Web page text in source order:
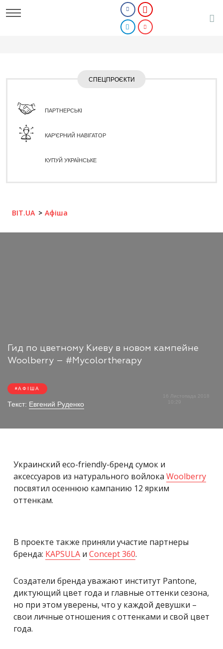
СПЕЦПРОЄКТИ
ПАРТНЕРСЬКІ
КАР'ЄРНИЙ НАВІГАТОР
КУПУЙ УКРАЇНСЬКЕ
BIT.UA Афіша
Гид по цветному Киеву в новом кампейне
Woolberry – #Mycolortherapy
АФІША
Текст: Евгений Руденко
16 Листопада 2018
10:29
Украинский eco-friendly-бренд сумок и
аксессуаров из натурального войлока Woolberry
посвятил осеннюю кампанию 12 ярким
оттенкам.
В проекте также приняли участие партнеры
бренда: KAPSULA и Concept 360.
Создатели бренда уважают институт Pantone,
диктующий цвет года и главные оттенки сезона,
но при этом уверены, что у каждой девушки –
свои личные отношения с оттенками и свой цвет
года.